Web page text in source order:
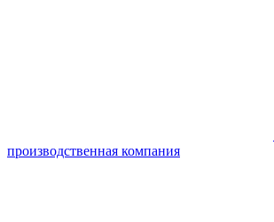
производственная компания